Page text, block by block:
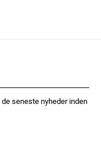
seneste nyheder inden